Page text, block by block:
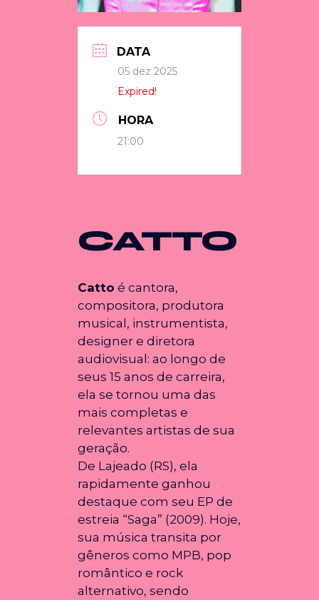
CATTO
Catto é cantora,
compositora, produtora
musical, instrumentista,
designer e diretora
audiovisual: ao longo de
seus 15 anos de carreira,
ela se tornou uma das
mais completas e
relevantes artistas de sua
geração.
De Lajeado (RS), ela
rapidamente ganhou
destaque com seu EP de
estreia “Saga” (2009). Hoje,
sua música transita por
gêneros como MPB, pop
romântico e rock
alternativo, sendo
DATA
05 dez 2025
Expired!
TEMPO
21:00 - 23:55